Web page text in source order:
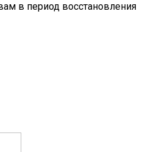
в период восстановления